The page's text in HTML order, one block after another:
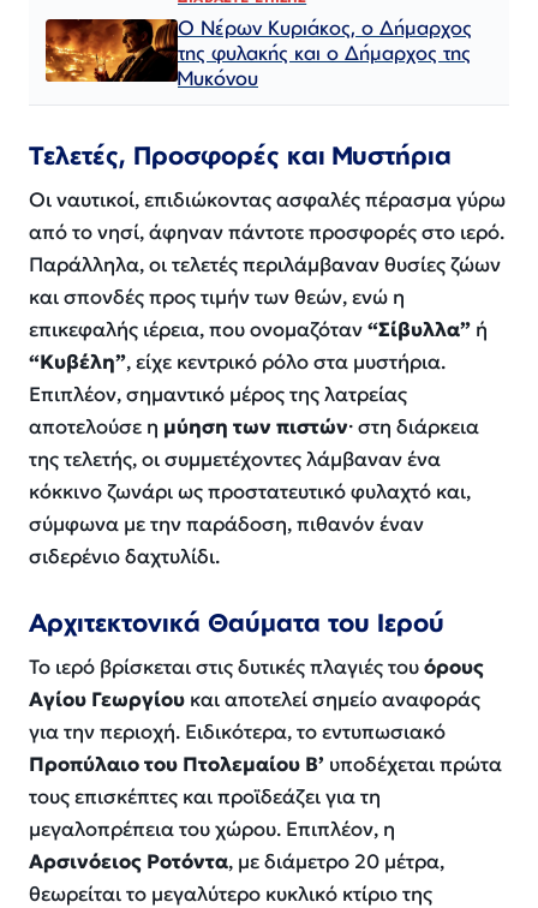
Ο Νέρων Κυριάκος, o Δήμαρχος
της φυλακής και ο Δήμαρχος της
Μυκόνου
Τελετές, Προσφορές και Μυστήρια
Οι ναυτικοί, επιδιώκοντας ασφαλές πέρασμα γύρω
από το νησί, άφηναν πάντοτε προσφορές στο ιερό.
Παράλληλα, οι τελετές περιλάμβαναν θυσίες ζώων
και σπονδές προς τιμήν των θεών, ενώ η
επικεφαλής ιέρεια, που ονομαζόταν“Σίβυλλα” ή
“Κυβέλη”, είχε κεντρικό ρόλο στα μυστήρια.
Επιπλέον, σημαντικό μέρος της λατρείας
αποτελούσε η μύηση των πιστών· στη διάρκεια
της τελετής, οι συμμετέχοντες λάμβαναν ένα
κόκκινο ζωνάρι ως προστατευτικό φυλαχτό και,
σύμφωνα με την παράδοση, πιθανόν έναν
σιδερένιο δαχτυλίδι.
Αρχιτεκτονικά Θαύματα του Ιερού
Το ιερό βρίσκεται στις δυτικές πλαγιές τουόρους
Αγίου Γεωργίου και αποτελεί σημείο αναφοράς
για την περιοχή. Ειδικότερα, το εντυπωσιακό
Προπύλαιο του Πτολεμαίου Β’ υποδέχεται πρώτα
τους επισκέπτες και προϊδεάζει για τη
μεγαλοπρέπεια του χώρου. Επιπλέον, η
Αρσινόειος Ροτόντα, με διάμετρο 20 μέτρα,
θεωρείται το μεγαλύτερο κυκλικό κτίριο της